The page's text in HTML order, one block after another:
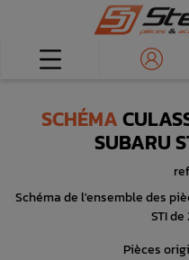
SCHÉMA
SUBARU
Schéma de l'ensemble des
STI de
Pièces